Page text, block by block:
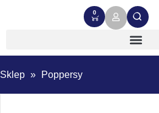
0
Sklep » Poppersy